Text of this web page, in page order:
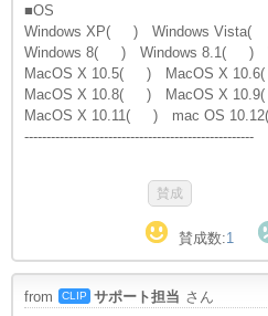
■OS
Windows XP( ) Windows Vista(
Windows 8( ) Windows 8.1( )
MacOS X 10.5( ) MacOS X
MacOS X 10.8( ) MacOS X
MacOS X 10.11( ) mac OS
----------------------------------------------------
賛成数:1
from CLIP サポート担当 さん